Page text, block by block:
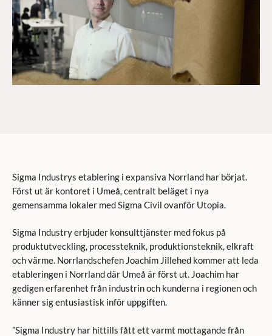
Sigma Industrys etablering i expansiva Norrland har börjat.
Först ut är kontoret i Umeå, centralt beläget i nya
gemensamma lokaler med Sigma Civil ovanför Utopia.
Sigma Industry erbjuder konsulttjänster med fokus på
produktutveckling, processteknik, produktionsteknik, elkraft
och värme. Norrlandschefen Joachim Jillehed kommer att leda
etableringen i Norrland där Umeå är först ut. Joachim har
gedigen erfarenhet från industrin och kunderna i regionen och
känner sig entusiastisk inför uppgiften.
”Sigma Industry har hittills fått ett varmt mottagande från